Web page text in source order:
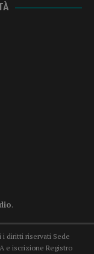
.
i diritti riservati Sede
e iscrizione Registro